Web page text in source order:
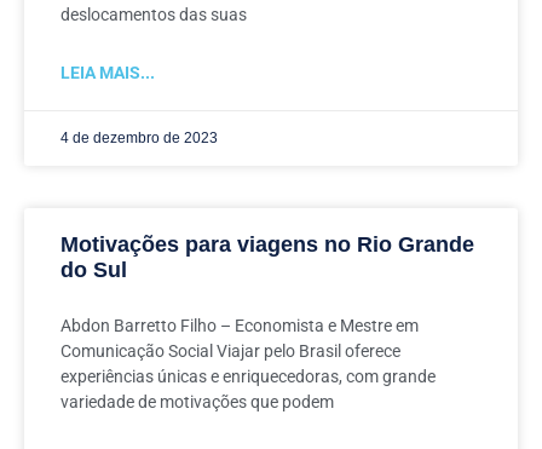
deslocamentos das suas
LEIA MAIS...
4 de dezembro de 2023
Motivações para viagens no Rio Grande
do Sul
Abdon Barretto Filho – Economista e Mestre em
Comunicação Social Viajar pelo Brasil oferece
experiências únicas e enriquecedoras, com grande
variedade de motivações que podem